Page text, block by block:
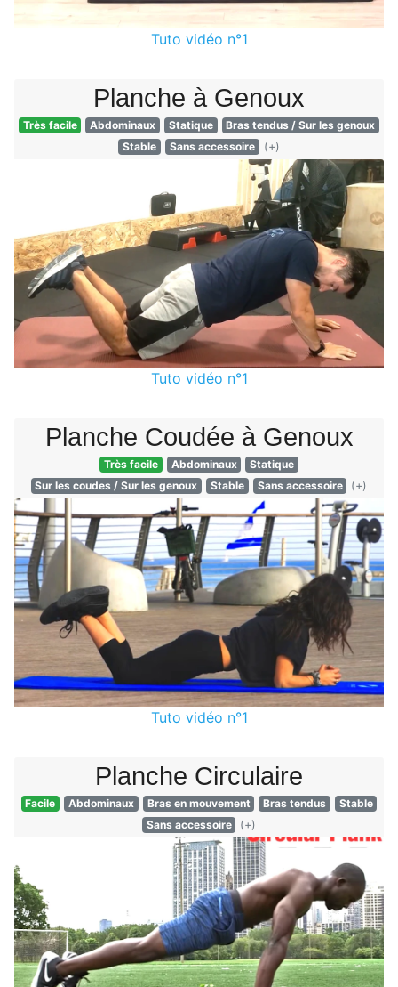
Tuto vidéo n°1
Planche à Genoux
Très facile Abdominaux Statique Bras tendus /Sur les genoux
Stable
Sans accessoire (+)
Tuto vidéo n°1
Planche Coudée à Genoux
Très facile Abdominaux
Statique
Sur les coudes /Sur les genoux Stable Sans accessoire (+)
Tuto vidéo n°1
Planche Circulaire
Facile Abdominaux Bras en mouvement Bras tendus
Stable
Sans accessoire
(+)